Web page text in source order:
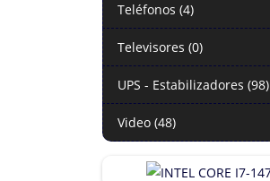
Teléfonos (4)
Televisores (0)
UPS - Estabilizadores (98)
Video (48)